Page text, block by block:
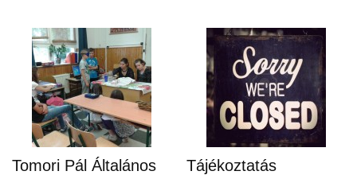
Tomori Pál Általános
Tájékoztatás